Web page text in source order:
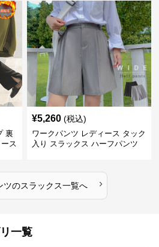
裏
ス
¥5,260 (税込)
ワークパンツ レディース タック
入り スラックス ハーフパンツ
ツのスラックス一覧へ ›
一覧